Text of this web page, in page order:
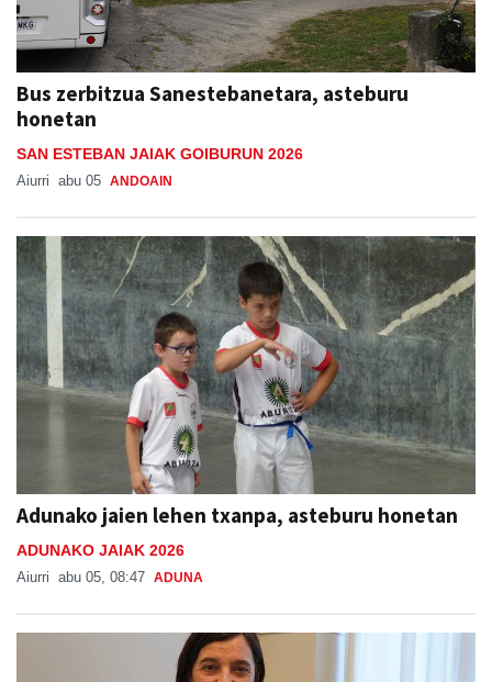
Bus zerbitzua Sanestebanetara, asteburu
honetan
SAN ESTEBAN JAIAK GOIBURUN 2026
Aiurri abu 05 ANDOAIN
Adunako jaien lehen txanpa, asteburu honetan
ADUNAKO JAIAK 2026
Aiurri abu 05, 08:47 ADUNA